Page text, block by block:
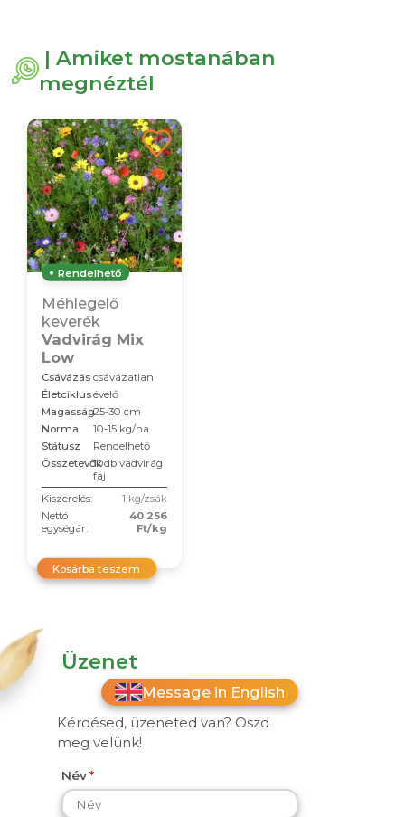
| Amiket mostanában
megnéztél
Rendelhető
Méhlegelő
keverék
Vadvirág Mix
Low
Csávázás csávázatlan
Életciklusévelő
Magasság25-30 cm
Norma
10-15 kg/ha
Státusz
Rendelhető
Összetevők10db vadvirág
faj
Kiszerelés:
1 kg/zsák
Nettó
egységár:
40 256
Ft/kg
Kosárba teszem
Üzenet
Message in English
Kérdésed, üzeneted van? Oszd
meg velünk!
Név